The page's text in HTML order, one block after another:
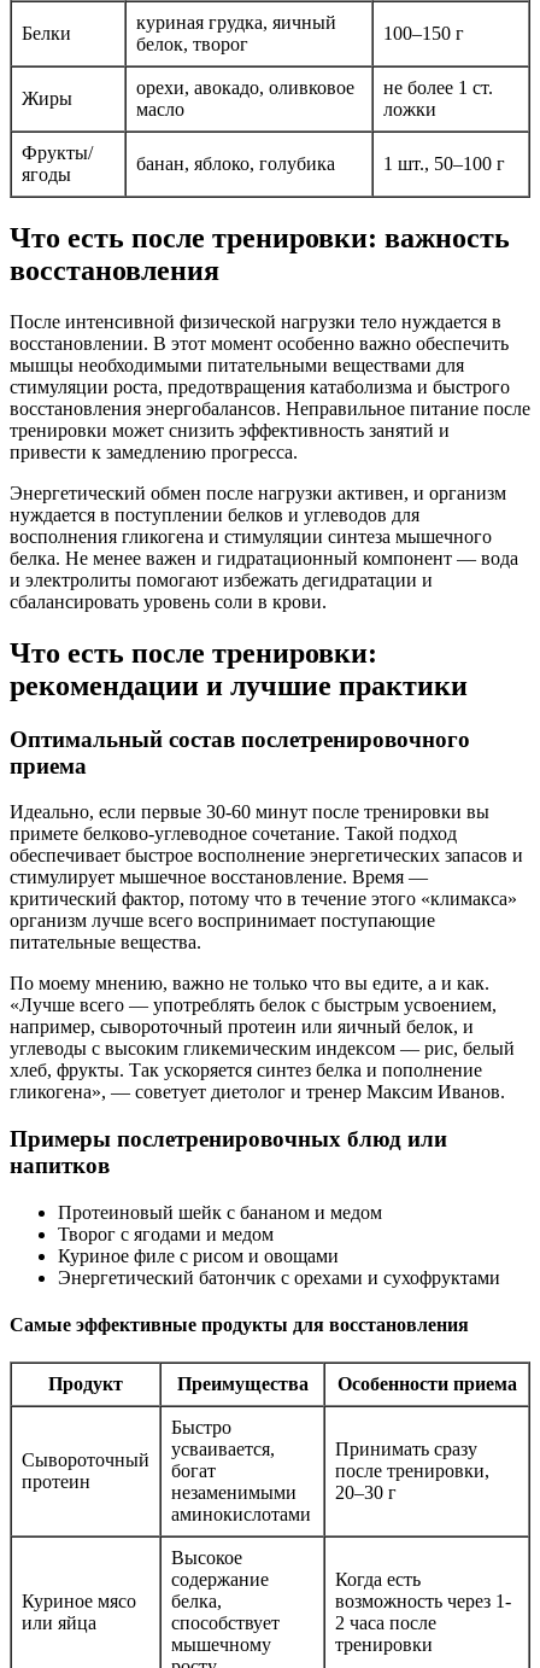
Белки
куриная грудка, яичный
белок, творог
100–150 г
Жиры
орехи, авокадо, оливковое
масло
не более 1 ст.
ложки
Фрукты/
ягоды
банан, яблоко, голубика 1 шт., 50–100 г
Что есть после тренировки: важность
восстановления
После интенсивной физической нагрузки тело нуждается в
восстановлении. В этот момент особенно важно обеспечить
мышцы необходимыми питательными веществами для
стимуляции роста, предотвращения катаболизма и быстрого
восстановления энергобалансов. Неправильное питание после
тренировки может снизить эффективность занятий и
привести к замедлению прогресса.
Энергетический обмен после нагрузки активен, и организм
нуждается в поступлении белков и углеводов для
восполнения гликогена и стимуляции синтеза мышечного
белка. Не менее важен и гидратационный компонент — вода
и электролиты помогают избежать дегидратации и
сбалансировать уровень соли в крови.
Что есть после тренировки:
рекомендации и лучшие практики
Оптимальный состав послетренировочного
приема
Идеально, если первые 30-60 минут после тренировки вы
примете белково-углеводное сочетание. Такой подход
обеспечивает быстрое восполнение энергетических запасов и
стимулирует мышечное восстановление. Время —
критический фактор, потому что в течение этого «климакса»
организм лучше всего воспринимает поступающие
питательные вещества.
По моему мнению, важно не только что вы едите, а и как.
«Лучше всего — употреблять белок с быстрым усвоением,
например, сывороточный протеин или яичный белок, и
углеводы с высоким гликемическим индексом — рис, белый
хлеб, фрукты. Так ускоряется синтез белка и пополнение
гликогена», — советует диетолог и тренер Максим Иванов.
Примеры послетренировочных блюд или
напитков
Протеиновый шейк с бананом и медом
Творог с ягодами и медом
Куриное филе с рисом и овощами
Энергетический батончик с орехами и сухофруктами
Самые эффективные продукты для восстановления
Продукт Преимущества Особенности приема
Сывороточный
протеин
Быстро
усваивается,
богат
незаменимыми
аминокислотами
Принимать сразу
после тренировки,
20–30 г
Куриное мясо
или яйца
Высокое
содержание
белка,
способствует
мышечному
Когда есть
возможность через 1-
2 часа после
тренировки